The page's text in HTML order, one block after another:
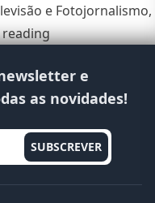
e Fotojornalismo,
“Prémio ANMP
e
as novidades!